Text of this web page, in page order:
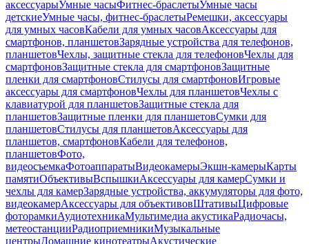
аксессуарыУмные часыФитнес-браслетыУмные часы
детскиеУмные часы, фитнес-браслетыРемешки, аксессуары
для умных часовКабели для умных часовАксессуары для
смартфонов, планшетовЗарядные устройства для телефонов,
планшетовЧехлы, защитные стекла для телефоновЧехлы для
смартфоновЗащитные стекла для смартфоновЗащитные
пленки для смартфоновСтилусы для смартфоновИгровые
аксессуары для смартфоновЧехлы для планшетовЧехлы с
клавиатурой для планшетовЗащитные стекла для
планшетовЗащитные пленки для планшетовСумки для
планшетовСтилусы для планшетовАксессуары для
планшетов, смартфоновКабели для телефонов,
планшетовФото,
видеосъемкаФотоаппаратыВидеокамерыЭкшн-камерыКарты
памятиОбъективыВспышкиАксессуары для камерСумки и
чехлы для камерЗарядные устройства, аккумуляторы для фото,
видеокамерАксессуары для объективовШтативыЦифровые
фоторамкиАудиотехникаМультимедиа акустикаРадиочасы,
метеостанцииРадиоприемникиМузыкальные
центрыДомашние кинотеатрыАкустические